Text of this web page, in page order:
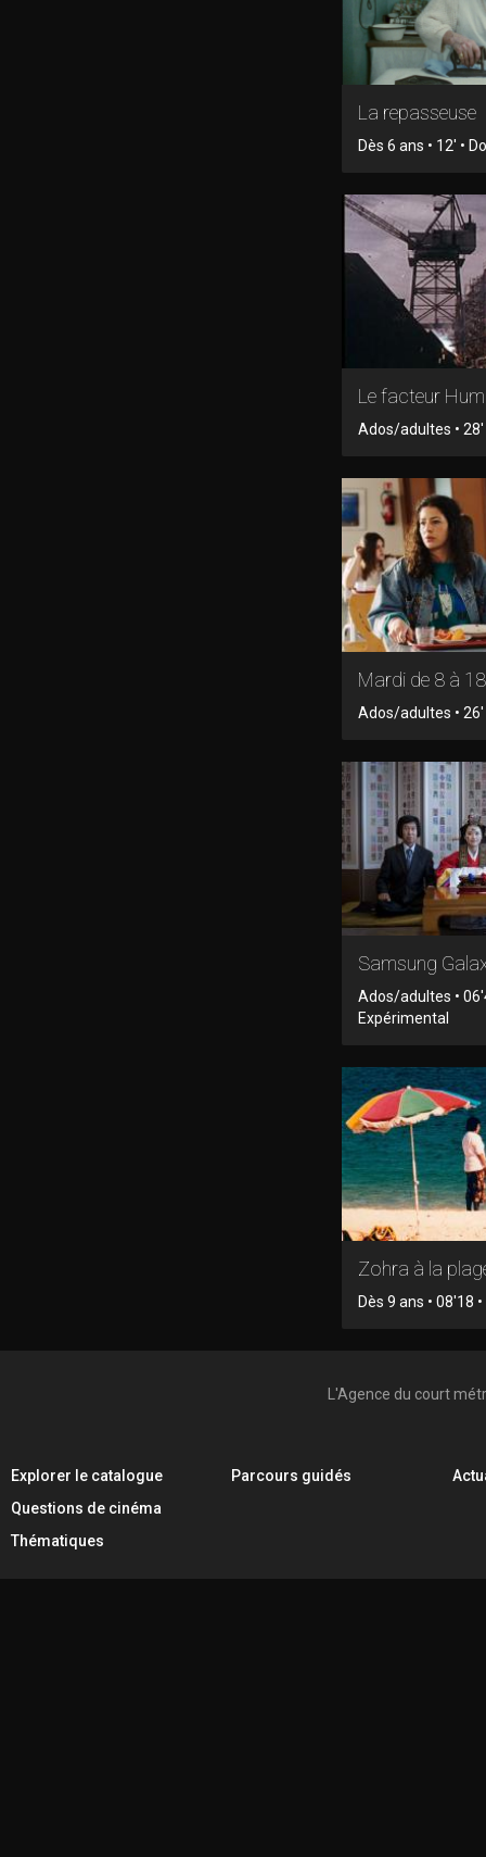
La repasseuse
Dès 6 ans • 12' •
Le facteur
Ados/adultes • 28'
Mardi de 8 à 18
Ados/adultes • 26'
Samsung
Ados/adultes •
Expérimental
Zohra à la
Dès 9 ans • 08'18
L'Agence du court
Explorer le catalogue
Questions de cinéma
Thématiques
Parcours guidés